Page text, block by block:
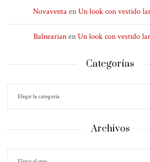
NovaventaenUn look con vestido
BalnearianenUn look con vestido
Categorías
Archivos